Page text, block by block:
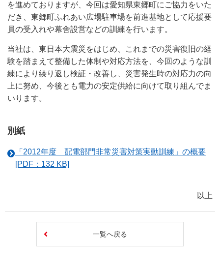
を進めておりますが、今回は愛知県東郷町にご協力をいた
だき、東郷町ふれあい広場駐車場を前進基地として応援要
員の受入れや幕舎設営などの訓練を行います。
当社は、東日本大震災をはじめ、これまでの災害復旧の経
験を踏まえて整備した体制や対応方法を、今回のような訓
練により繰り返し検証・改善し、災害発生時の対応力の向
上に努め、今後とも電力の安定供給に向けて取り組んでま
いります。
別紙
「2012年度 配電部門非常災害対策実動訓練」の概要
[PDF：132 KB]
以上
一覧へ戻る